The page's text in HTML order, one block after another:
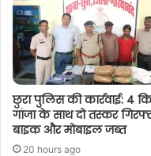
छुरा पुलिस की कार्रवाई: 4
गांजा के साथ दो तस्कर
बाइक और मोबाइल जब्त
20 hours ago